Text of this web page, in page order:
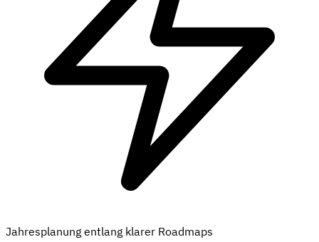
Jahresplanung entlang klarer Roadmaps